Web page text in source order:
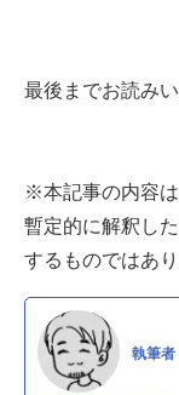
最後までお読み
※本記事の内容
暫定的に解釈し
するものではあり
執筆者